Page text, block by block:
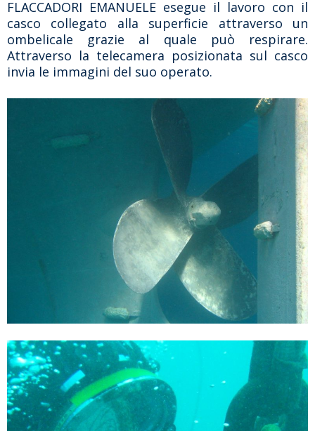
FLACCADORI EMANUELE esegue il lavoro con il
casco collegato alla superficie attraverso un
ombelicale grazie al quale può respirare.
Attraverso la telecamera posizionata sul casco
invia le immagini del suo operato.